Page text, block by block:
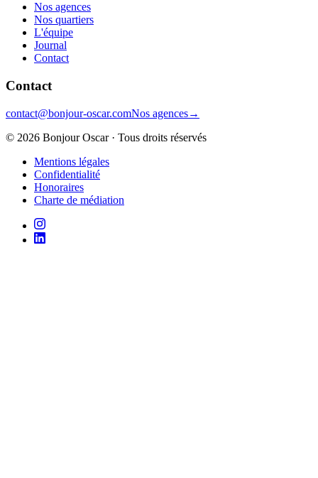
Nos agences
Nos quartiers
L'équipe
Journal
Contact
Contact
contact@bonjour-oscar.comNos agences→
© 2026 Bonjour Oscar · Tous droits réservés
Mentions légales
Confidentialité
Honoraires
Charte de médiation